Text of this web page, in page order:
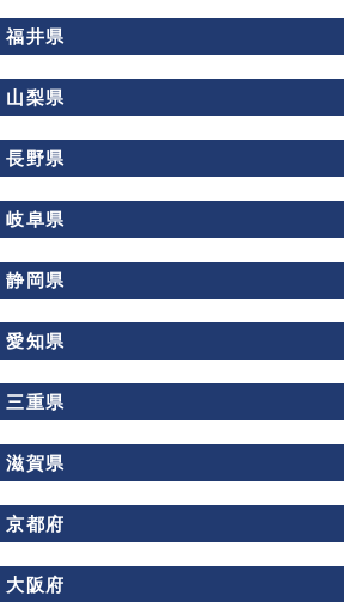
福井県
山梨県
長野県
岐阜県
静岡県
愛知県
三重県
滋賀県
京都府
大阪府